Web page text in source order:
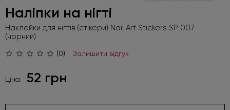
Наліпки на нігті
Наклейки для нігтів (стікери) Nail Art Stickers SP 007
(чорний)
(0) Залишити відгук
Ціна: 52 грн